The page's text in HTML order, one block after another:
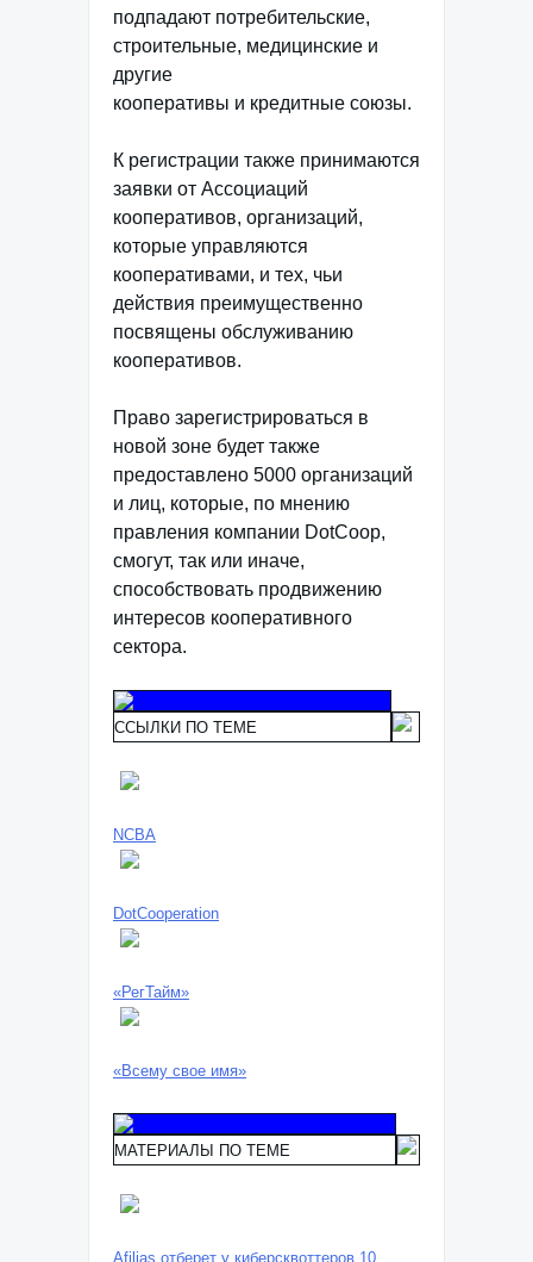
подпадают потребительские,
строительные, медицинские и
другие
кооперативы и кредитные союзы.
К регистрации также принимаются
заявки от Ассоциаций
кооперативов, организаций,
которые управляются
кооперативами, и тех, чьи
действия преимущественно
посвящены обслуживанию
кооперативов.
Право зарегистрироваться в
новой зоне будет также
предоставлено 5000 организаций
и лиц, которые, по мнению
правления компании DotCoop,
смогут, так или иначе,
способствовать продвижению
интересов кооперативного
сектора.
ССЫЛКИ ПО ТЕМЕ
NCBA
DotCooperation
«РегТайм»
«Всему свое имя»
МАТЕРИАЛЫ ПО ТЕМЕ
Afilias отберет у киберсквоттеров 10